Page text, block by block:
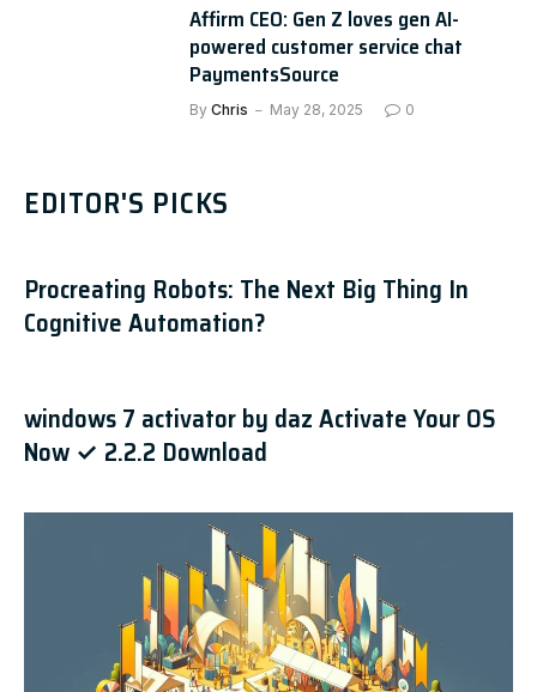
Affirm CEO: Gen Z loves gen AI-
powered customer service chat
PaymentsSource
By Chris May 28, 2025 0
EDITOR'S PICKS
Procreating Robots: The Next Big Thing In
Cognitive Automation?
windows 7 activator by daz Activate Your OS
Now ✓ 2.2.2 Download